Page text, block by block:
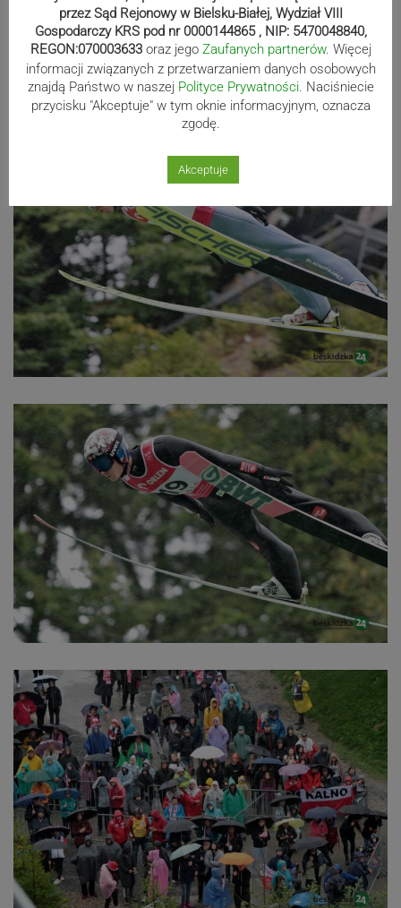
przez Sąd Rejonowy w Bielsku-Białej, Wydział VIII
Gospodarczy KRS pod nr 0000144865 , NIP: 5470048840,
REGON:070003633 oraz jego Zaufanych partnerów. Więcej
informacji związanych z przetwarzaniem danych osobowych
znajdą Państwo w naszej Polityce Prywatności. Naciśniecie
przycisku "Akceptuje" w tym oknie informacyjnym, oznacza
zgodę.
Akceptuje